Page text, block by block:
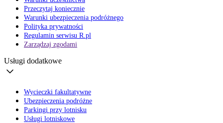
Przeczytaj koniecznie
Warunki ubezpieczenia podróżnego
Polityka prywatności
Regulamin serwisu R.pl
Zarządzaj zgodami
Usługi dodatkowe
Wycieczki fakultatywne
Ubezpieczenia podróżne
Parkingi przy lotnisku
Usługi lotniskowe